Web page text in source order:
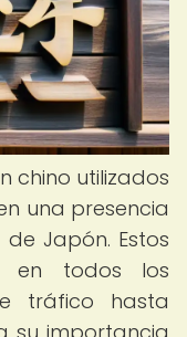
chino utilizados
una presencia
Japón. Estos
en todos los
tráfico hasta